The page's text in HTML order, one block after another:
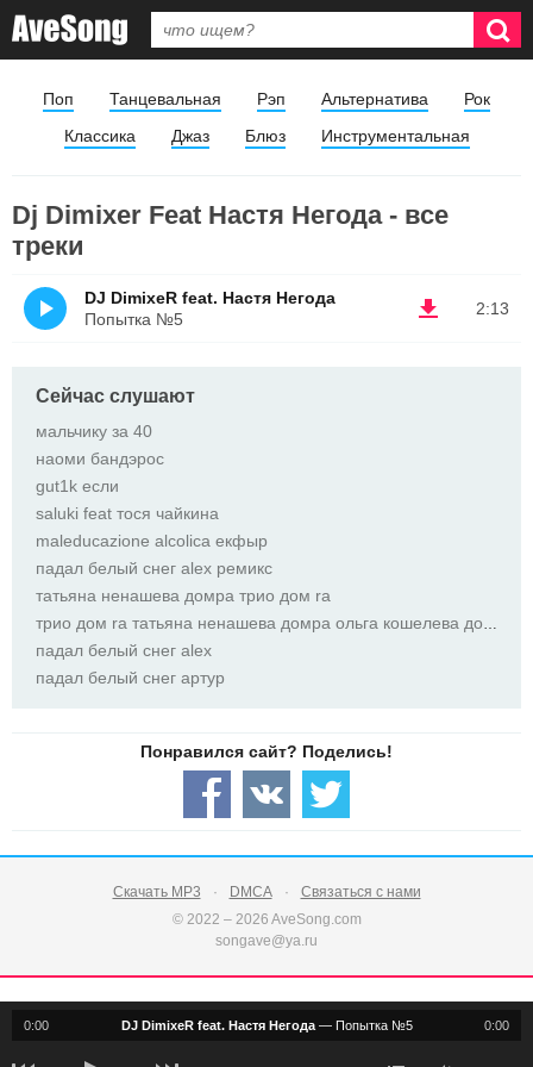
Поп Танцевальная Рэп Альтернатива
Рок
Классика
Джаз Блюз Инструментальная
Dj Dimixer Feat Настя Негода - все
треки
2:13
DJ DimixeR feat. Настя Негода
Попытка №5
Сейчас слушают
мальчику за 40
наоми бандэрос
gut1k если
saluki feat тося чайкина
maleducazione alcolica екфыр
падал белый снег alex ремикс
татьяна ненашева домра трио дом ra
трио дом ra татьяна ненашева домра ольга кошелева домра анна сединина фортепиано
падал белый снег alex
падал белый снег артур
Скачать MP3 DMCA
Связаться с нами
© 2022 – 2026 AveSong.com
songave@ya.ru
0:00 0:00
DJ DimixeR feat. Настя Негода — Попытка №5